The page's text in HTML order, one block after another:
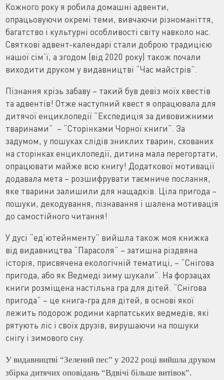
Кожного року я робила домашні адвенти,
опрацьовуючи окремі теми, вивчаючи різноманіття,
багатство і культурні особливості світу навколо нас.
Святкові адвент-календарі стали доброю традицією
нашої сім’ї, а згодом (від 2020 року) також почали
виходити друком у видавництві “Час майстрів”.
Пізнання крізь забаву – такий був девіз моїх квестів
та адвентів! Отже наступний квест я опрацювала для
дитячої енциклопедії “Експедиція за дивовижними
тваринами” – “Сторінками Чорної книги”. За
задумом, у пошуках слідів зниклих тварин, схованих
на сторінках енциклопедії, дитина мала перегортати,
опрацювати майже всю книгу! Додаткової мотивації
додавала мета – розшифрувати таємниче послання,
яке тварини залишили для нащадків. Ціла пригода –
пошуки, декодування, пізнавання і шалена мотивація
до самостійного читання!
У дусі “ед’ютейнменту” вийшла також моя книжка
від видавництва “Парасоля” – затишна різдвяна
історія, присвячена екологічній тематиці, – “Снігова
пригода, або як Ведмеді зиму шукали”. На форзацах
книги розміщена настільна гра для дітей. “Снігова
пригода” – це книга-гра для дітей, в основі якої
лежить подорож родини карпатських ведмедів, які
рятують ліс і своїх друзів, вирушаючи на пошуки
снігу і зимового сну.
У видавництві “Зелений пес” у 2022 році вийшла друком
збірка дитячих оповідань “Вдвічі більше витівок”.